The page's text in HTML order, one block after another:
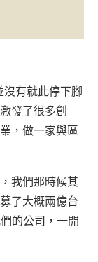
沒有就此停下腳
發了很多創
，做一家與區
我們那時候其
了大概兩億台
的公司，一開